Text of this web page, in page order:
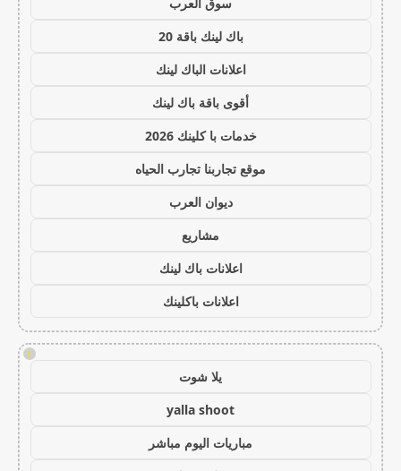
باك لينك باقة 20
اعلانات الباك لينك
أقوى باقة باك لينك
خدمات با كلينك 2026
موقع تجاربنا تجارب الحياه
ديوان العرب
مشاريع
اعلانات باك لينك
اعلانات باكلينك
!
يلا شوت
yalla shoot
مباريات اليوم مباشر